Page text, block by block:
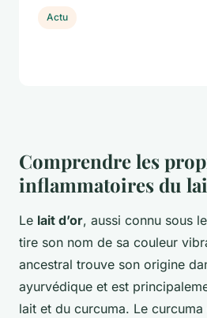
Comprendre les
inflammatoires du
Le lait d’or, aussi connu sous
tire son nom de sa couleur
ancestral trouve son origine
ayurvédique et est
lait et du curcuma. Le
Actu